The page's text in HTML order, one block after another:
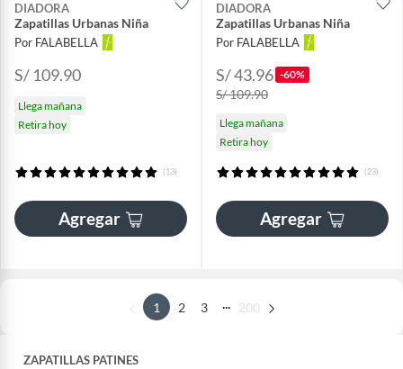
DIADORA
Zapatillas Urbanas Niña
Por FALABELLA
S/ 109.90
Llega mañana
Retira hoy
(13)
Agregar
DIADORA
Zapatillas Urbanas Niña
Por FALABELLA
S/ 43.96 -60%
S/ 109.90
Llega mañana
Retira hoy
(23)
Agregar
1 2 3 ... 200
ZAPATILLAS PATINES